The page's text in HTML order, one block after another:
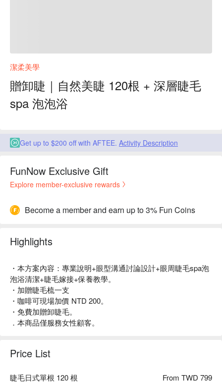
潔柔美學
贈卸睫｜自然美睫 120根 + 深層睫毛
spa 泡泡浴
Get up to $200 off with AFTEE. Activity Description
FunNow Exclusive Gift
Explore member-exclusive rewards
Become a member and earn up to 3% Fun Coins
Highlights
・本方案內容：專業說明+眼型溝通討論設計+眼周睫毛spa泡
泡浴清潔+睫毛嫁接+保養教學。
・加贈睫毛梳一支
・咖啡可現場加價 NTD 200。
・免費加贈卸睫毛。
．本商品僅服務女性顧客。
Price List
睫毛日式單根 120 根 From TWD 799